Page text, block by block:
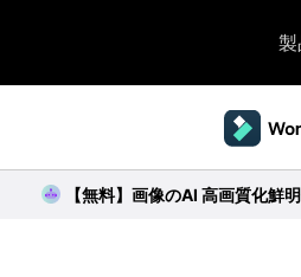
製
Filmora（フィモーラ）
【無料】画像のAI 高画質化鮮